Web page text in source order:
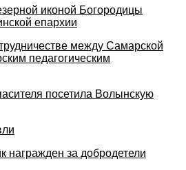
иконой Богородицы
епархии
между Самарской
педагогическим
посетила Волынскую
награжден за добродетели